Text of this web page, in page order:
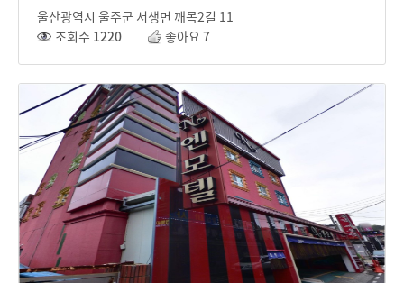
울산광역시 울주군 서생면 깨목2길 11
조회수 1220 좋아요 7